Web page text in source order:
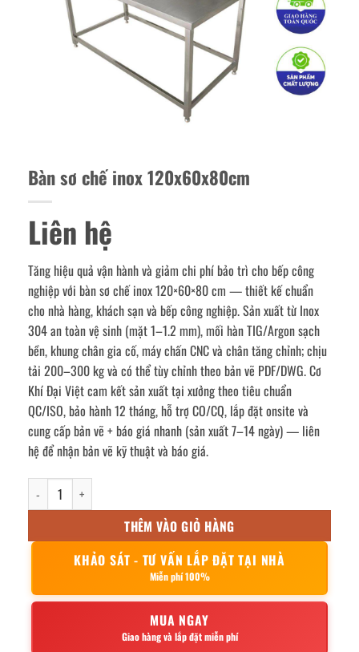
Bàn sơ chế inox 120x60x80cm
Liên hệ
Tăng hiệu quả vận hành và giảm chi phí bảo trì cho bếp công
nghiệp với bàn sơ chế inox 120×60×80 cm — thiết kế chuẩn
cho nhà hàng, khách sạn và bếp công nghiệp. Sản xuất từ Inox
304 an toàn vệ sinh (mặt 1–1.2 mm), mối hàn TIG/Argon sạch
bền, khung chân gia cố, máy chấn CNC và chân tăng chỉnh; chịu
tải 200–300 kg và có thể tùy chỉnh theo bản vẽ PDF/DWG. Cơ
Khí Đại Việt cam kết sản xuất tại xưởng theo tiêu chuẩn
QC/ISO, bảo hành 12 tháng, hỗ trợ CO/CQ, lắp đặt onsite và
cung cấp bản vẽ + báo giá nhanh (sản xuất 7–14 ngày) — liên
hệ để nhận bản vẽ kỹ thuật và báo giá.
Bàn sơ chế inox 120x60x80cm số lượng
THÊM VÀO GIỎ HÀNG
KHẢO SÁT - TƯ VẤN LẮP ĐẶT TẠI NHÀ
Miễn phí 100%
MUA NGAY
Giao hàng và lắp đặt miễn phí